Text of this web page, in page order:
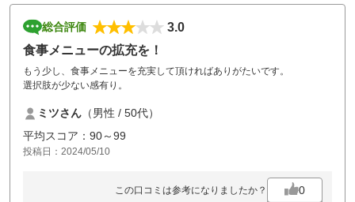
総合評価
3.0
食事メニューの拡充を！
もう少し、食事メニューを充実して頂ければありがたいです。
選択肢が少ない感有り。
ミツさん （男性 / 50代）
平均スコア：90～99
投稿日：2024/05/10
この口コミは参考になりましたか？ 0